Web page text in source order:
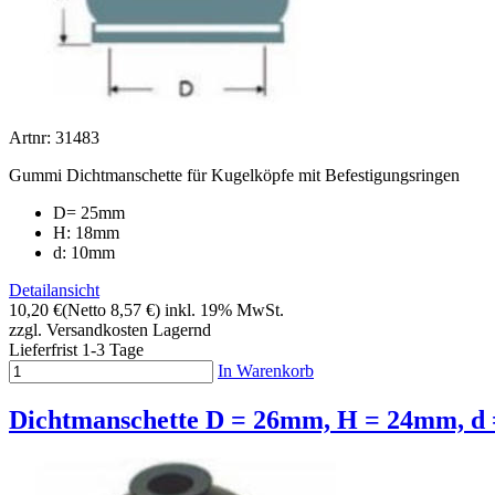
Artnr: 31483
Gummi Dichtmanschette für Kugelköpfe mit Befestigungsringen
D= 25mm
H: 18mm
d: 10mm
Detailansicht
10,20 €(Netto 8,57 €) inkl. 19% MwSt.
zzgl. Versandkosten Lagernd
Lieferfrist 1-3 Tage
In Warenkorb
Dichtmanschette D = 26mm, H = 24mm, d